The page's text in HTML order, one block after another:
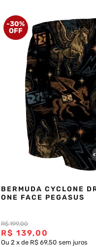
-30%
BERMUDA CYCLONE
ONE FACE PEGASUS
R$ 199,00
R$ 139,00
Ou 2 xde R$ 69,50 sem juros